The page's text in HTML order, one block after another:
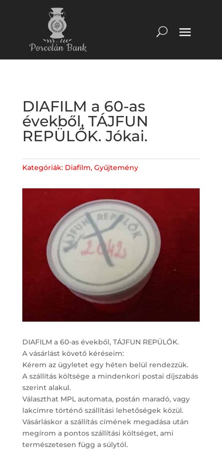
DIAFILM a 60-as
évekből, TÁJFUN
REPÜLŐK. Jókai.
Kategóriák: Diafilm, Gyűjtemény
DIAFILM a 60-as évekből, TÁJFUN REPÜLŐK.
A vásárlást követő kéréseim:
Kérem az ügyletet egy héten belül rendezzük.
A szállítás költsége a mindenkori postai díjszabás
szerint alakul.
Választhat MPL automata, postán maradó, vagy
lakcímre történő szállítási lehetőségek közül.
Vásárláskor a szállítás címének megadása után
megírom a pontos szállítási költséget, ami
természetesen függ a súlytól.